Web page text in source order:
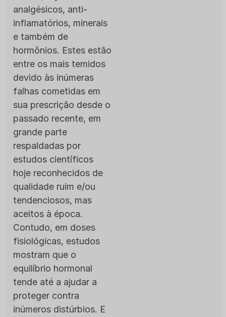
analgésicos, anti-
inflamatórios, minerais
e também de
hormônios. Estes estão
entre os mais temidos
devido às inúmeras
falhas cometidas em
sua prescrição desde o
passado recente, em
grande parte
respaldadas por
estudos científicos
hoje reconhecidos de
qualidade ruim e/ou
tendenciosos, mas
aceitos à época.
Contudo, em doses
fisiológicas, estudos
mostram que o
equilíbrio hormonal
tende até a ajudar a
proteger contra
inúmeros distúrbios. E